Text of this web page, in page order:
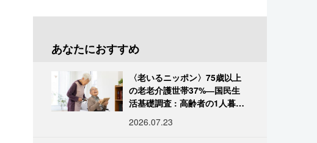
あなたにおすすめ
〈老いるニッポン〉75歳以上
の老老介護世帯37%―国民生
活基礎調査 : 高齢者の1人暮ら
2026.07.23